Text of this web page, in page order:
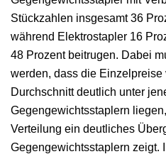
Stückzahlen insgesamt 36
während Elektrostapler 16
48 Prozent beitrugen. Dabei
werden, dass die
Durchschnitt deutlich unter
Gegengewichtsstaplern
Verteilung ein deutliches
Gegengewichtsstaplern zeigt.